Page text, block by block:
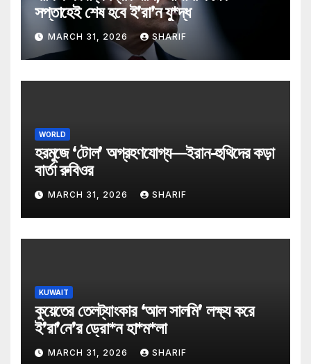
সপ্তাহেই শেষ হবে ই’রা’ন যু*দ্ধ
MARCH 31, 2026 SHARIF
WORLD
হরমুজে ‘টোল’ অগ্রহণযোগ্য—ইরান-হুথিদের কড়া
বার্তা রুবিওর
MARCH 31, 2026 SHARIF
KUWAIT
কুয়েতের তেলট্যাংকার ‘আল সালমি’ লক্ষ্য করে
ই’রা’নে’র ড্রো*ন হা*ম*লা
MARCH 31, 2026 SHARIF